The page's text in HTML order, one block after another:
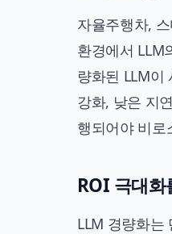
자율주행차,
환경에서 LLM
량화된 LLM이
강화, 낮은 지
행되어야 비로
ROI 극대화
LLM 경량화는